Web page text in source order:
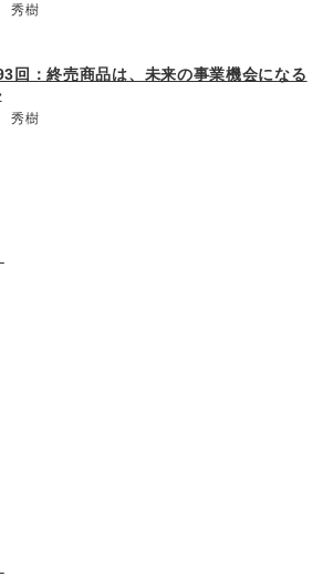
秀樹
回：終売商品は、未来の事業機会になる
秀樹